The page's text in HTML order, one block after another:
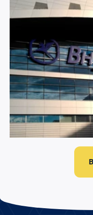
07 АВГУСТА 2026 2899
Ограничение
Международного